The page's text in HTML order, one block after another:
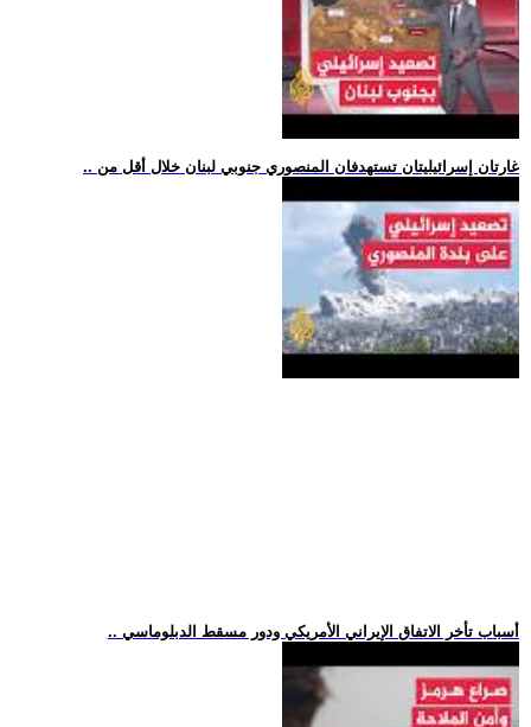
.. غارتان إسرائيليتان تستهدفان المنصوري جنوبي لبنان خلال أقل من
.. أسباب تأخر الاتفاق الإيراني الأمريكي ودور مسقط الدبلوماسي